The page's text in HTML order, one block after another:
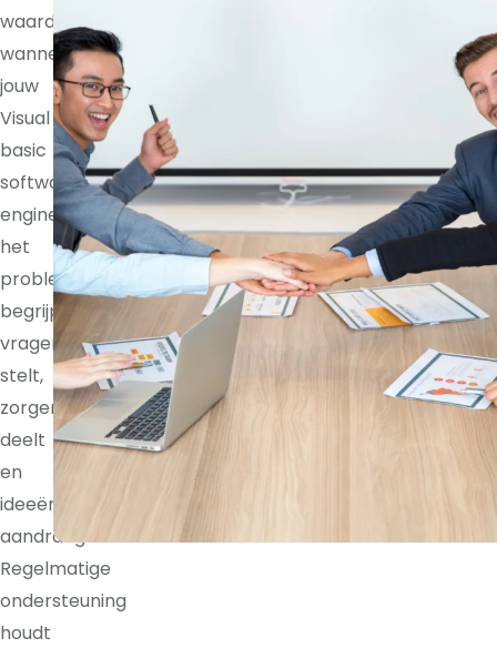
waardevoller
wanneer
jouw
Visual
basic
software
engineer
het
probleem
begrijpt,
vragen
stelt,
zorgen
deelt
en
ideeën
aandraagt.
Regelmatige
ondersteuning
houdt